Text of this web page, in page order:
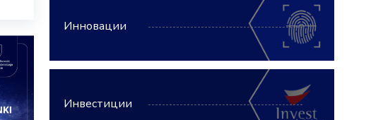
Инновации
Инвестиции